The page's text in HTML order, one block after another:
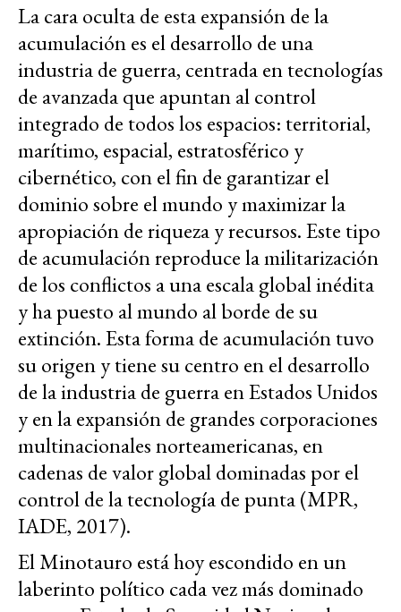
La cara oculta de esta expansión de la
acumulación es el desarrollo de una
industria de guerra, centrada en tecnologías
de avanzada que apuntan al control
integrado de todos los espacios: territorial,
marítimo, espacial, estratosférico y
cibernético, con el fin de garantizar el
dominio sobre el mundo y maximizar la
apropiación de riqueza y recursos. Este tipo
de acumulación reproduce la militarización
de los conflictos a una escala global inédita
y ha puesto al mundo al borde de su
extinción. Esta forma de acumulación tuvo
su origen y tiene su centro en el desarrollo
de la industria de guerra en Estados Unidos
y en la expansión de grandes corporaciones
multinacionales norteamericanas, en
cadenas de valor global dominadas por el
control de la tecnología de punta (MPR,
IADE, 2017).
El Minotauro está hoy escondido en un
laberinto político cada vez más dominado